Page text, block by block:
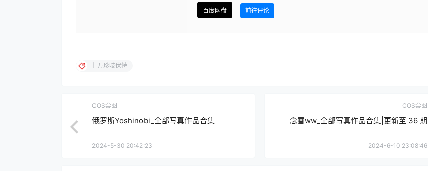
百度网盘 前往评论
十万珍吱伏特
COS套图
俄罗斯Yoshinobi_全部写真作品合集
2024-5-30 20:42:23
COS套图
念雪ww_全部写真作品合集|更新至 36 期
2024-6-10 23:08:46